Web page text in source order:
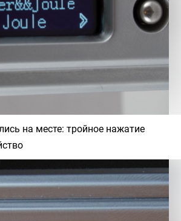
на месте: тройное нажатие